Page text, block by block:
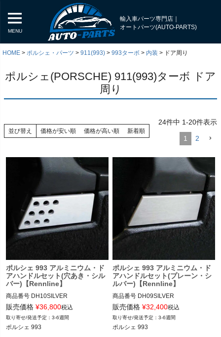
MENU
輸入車パーツ専門店｜
オートパーツ(AUTO-PARTS)
HOME ポルシェ・パーツ 911(993) 993ターボ 内装 ドア周り
ポルシェ(PORSCHE) 911(993)ターボ ドア
周り
並び替え 価格が安い順 価格が高い順 新着順
24件中 1-20件表示
1 2
ポルシェ 993 アルミニウム・ド
アハンドルセット(穴あき・シル
バー)【Rennline】
商品番号 DH10SILVER
12REN：DH10 SILVER
ポルシェ 993 94-98
販売価格 ¥36,800税込
3-6週間
ポルシェ 993
ポルシェ 993 アルミニウム・ド
アハンドルセット(プレーン・シ
ルバー)【Rennline】
商品番号 DH09SILVER
12REN：DH09 SILVER
ポルシェ 993 94-98
販売価格 ¥32,400税込
3-6週間
ポルシェ 993